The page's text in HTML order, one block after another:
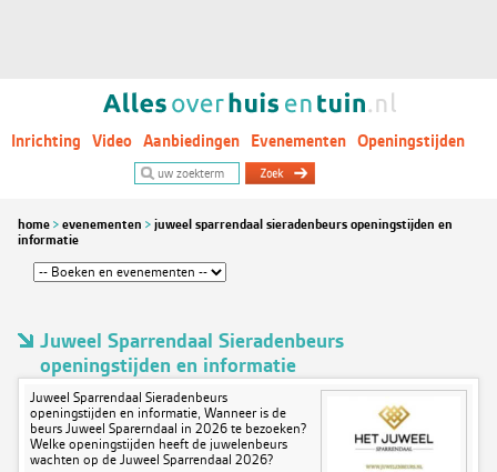
Inrichting Video Aanbiedingen Evenementen Openingstijden
home evenementen
juweel sparrendaal sieradenbeurs openingstijden en
informatie
Juweel Sparrendaal Sieradenbeurs
openingstijden en informatie
Juweel Sparrendaal Sieradenbeurs
openingstijden en informatie, Wanneer is de
beurs Juweel Sparerndaal in 2026 te bezoeken?
Welke openingstijden heeft de juwelenbeurs
wachten op de Juweel Sparrendaal 2026?